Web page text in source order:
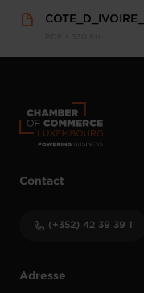
Adresse
Contact
(+352) 42 39 39 1